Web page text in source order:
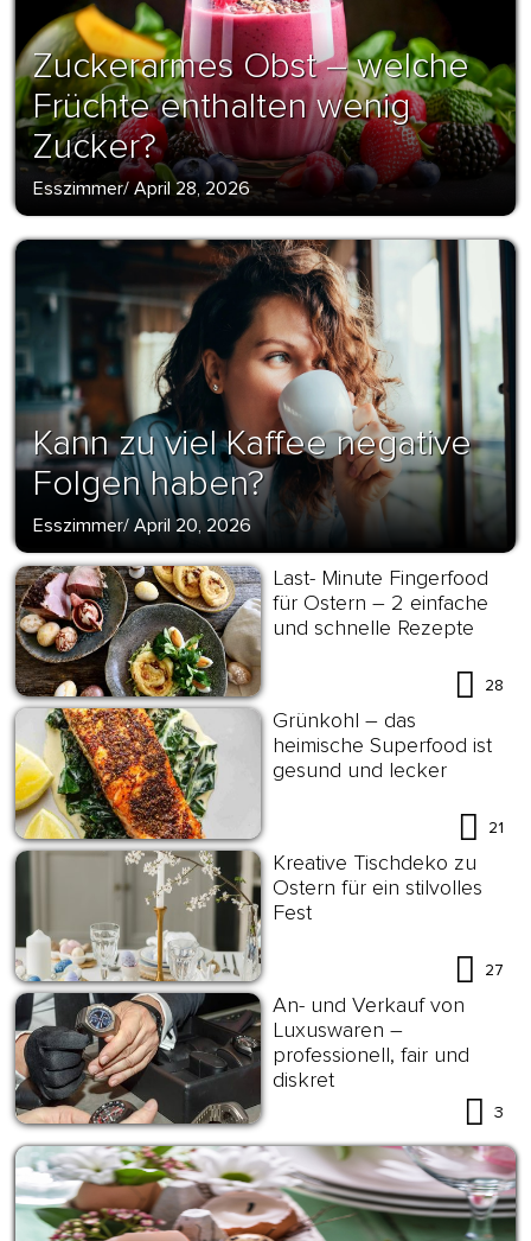
Zuckerarmes Obst – welche
Früchte enthalten wenig
Zucker?
Esszimmer/April 28, 2026
Kann zu viel Kaffee negative
Folgen haben?
Esszimmer/ April 20, 2026
Last- Minute Fingerfood
für Ostern – 2 einfache
und schnelle Rezepte
28
Grünkohl – das
heimische Superfood ist
gesund und lecker
21
Kreative Tischdeko zu
Ostern für ein stilvolles
Fest
27
An- und Verkauf von
Luxuswaren –
professionell, fair und
diskret
3